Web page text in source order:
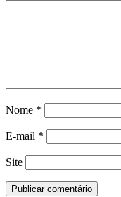
Nome *
E-mail *
Site